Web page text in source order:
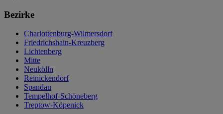
Bezirke
Charlottenburg-Wilmersdorf
Friedrichshain-Kreuzberg
Lichtenberg
Mitte
Neukölln
Reinickendorf
Spandau
Tempelhof-Schöneberg
Treptow-Köpenick